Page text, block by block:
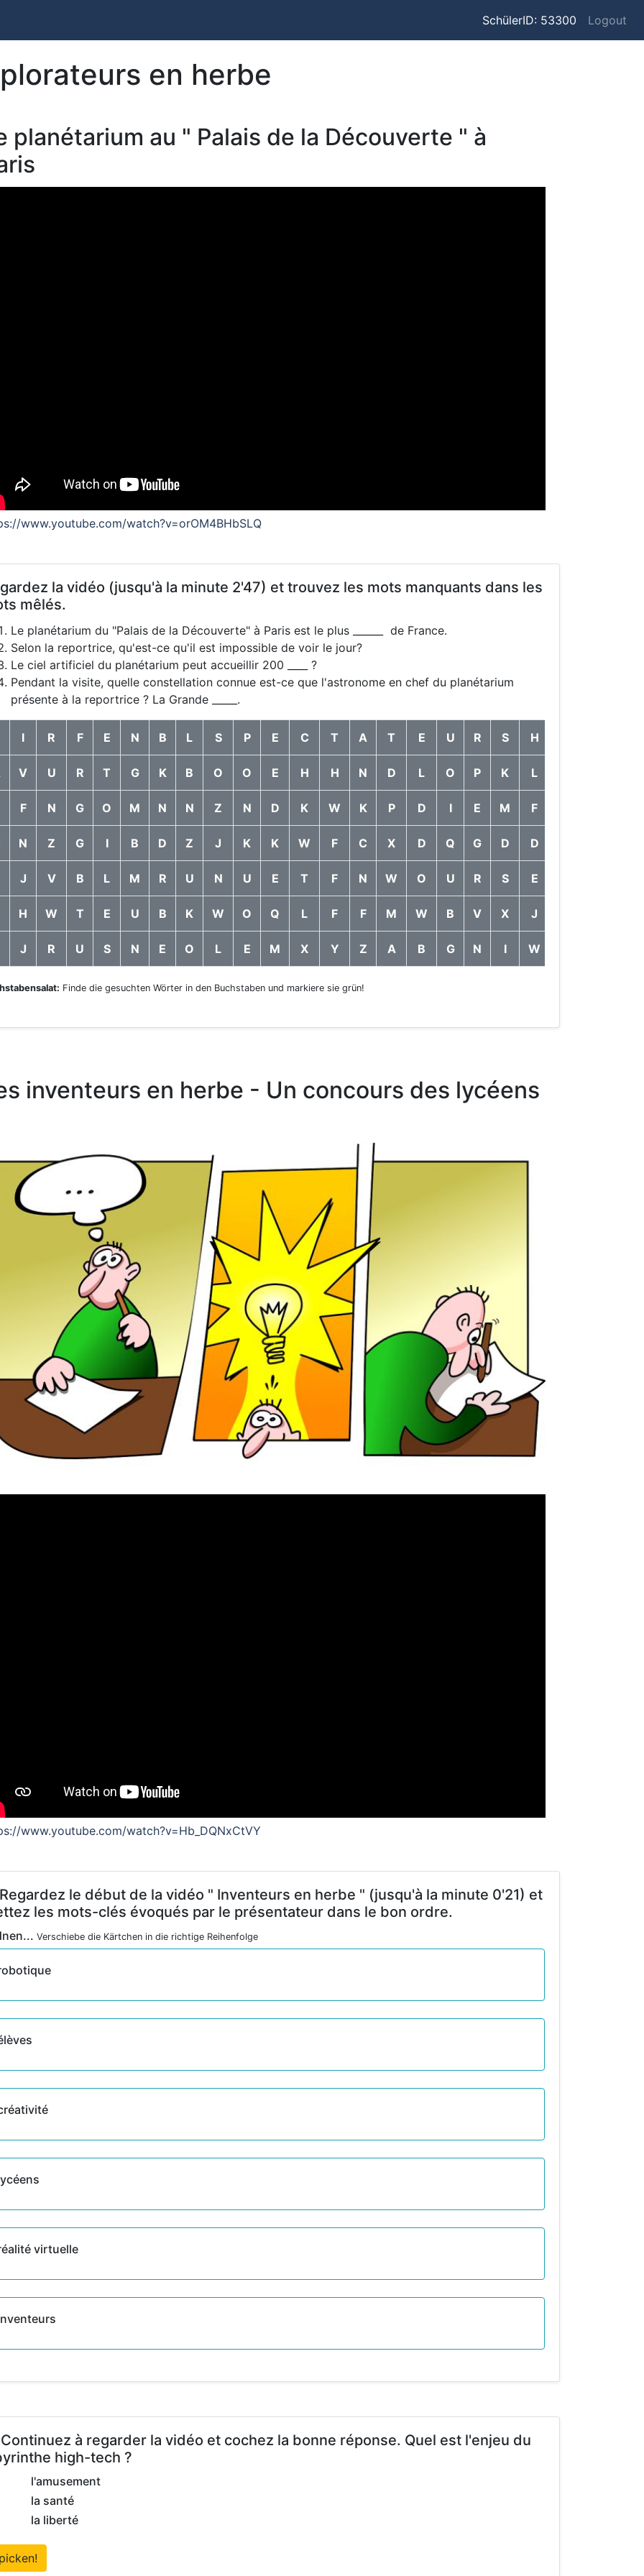
SchülerID: 53300 Logout
en herbe
planétarium au " Palais de la Découverte " à
www.youtube.com/watch?v=orOM4BHbSLQ
la vidéo (jusqu'à la minute 2'47) et trouvez les mots manquants dans les
mêlés.
Le planétarium du "Palais de la Découverte" à Paris est le plus ______ de France.
Selon la reportrice, qu'est-ce qu'il est impossible de voir le jour?
Le ciel artificiel du planétarium peut accueillir 200 ____ ?
Pendant la visite, quelle constellation connue est-ce que l'astronome en chef du planétarium
présente à la reportrice ? La Grande _____.
I R F E N B L S P E C T A T E U R S H
V U R T G K B O O E H H N D L O P K L
F N G O M N N Z N D K W K P D I E M F
N Z G I B D Z J K K W F C X D Q G D D
J V B L M R U N U E T F N W O U R S E
H W T E U B K W O Q L F F M W B V X J
J R U S N E O L E M X Y Z A B G N I W
Finde die gesuchten Wörter in den Buchstaben und markiere sie grün!
inventeurs en herbe - Un concours des lycéens
www.youtube.com/watch?v=Hb_DQNxCtVY
le début de la vidéo " Inventeurs en herbe " (jusqu'à la minute 0'21) et
les mots-clés évoqués par le présentateur dans le bon ordre.
Verschiebe die Kärtchen in die richtige Reihenfolge
virtuelle
à regarder la vidéo et cochez la bonne réponse. Quel est l'enjeu du
high-tech ?
l'amusement
la santé
la liberté